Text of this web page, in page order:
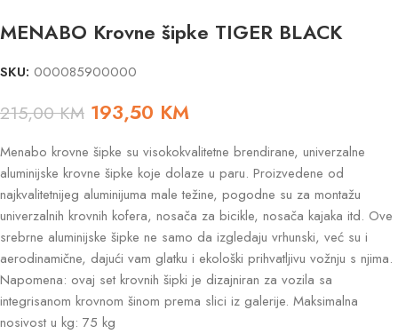
MENABO Krovne šipke TIGER BLACK
SKU: 000085900000
215,00KM 193,50 KM
Menabo krovne šipke su visokokvalitetne brendirane, univerzalne
aluminijske krovne šipke koje dolaze u paru. Proizvedene od
najkvalitetnijeg aluminijuma male težine, pogodne su za montažu
univerzalnih krovnih kofera, nosača za bicikle, nosača kajaka itd. Ove
srebrne aluminijske šipke ne samo da izgledaju vrhunski, već su i
aerodinamične, dajući vam glatku i ekološki prihvatljivu vožnju s njima.
Napomena: ovaj set krovnih šipki je dizajniran za vozila sa
integrisanom krovnom šinom prema slici iz galerije. Maksimalna
nosivost u kg: 75 kg